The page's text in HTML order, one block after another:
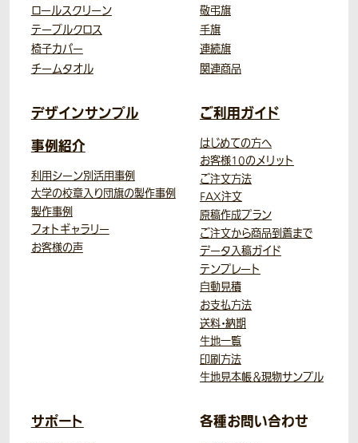
ロールスクリーン
テーブルクロス
椅子カバー
チームタオル
敬弔旗
手旗
連続旗
関連商品
デザインサンプル
事例紹介
利用シーン別活用事例
大学の校章入り団旗の製作事例
製作事例
フォトギャラリー
お客様の声
ご利用ガイド
はじめての方へ
お客様10のメリット
ご注文方法
FAX注文
原稿作成プラン
ご注文から商品到着まで
データ入稿ガイド
テンプレート
自動見積
お支払方法
送料・納期
生地一覧
印刷方法
生地見本帳＆現物サンプル
サポート 各種お問い合わせ